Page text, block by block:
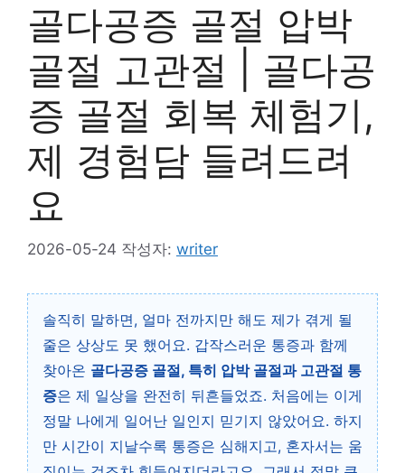
골다공증 골절 압박
골절 고관절 | 골다공
증 골절 회복 체험기,
제 경험담 들려드려
요
2026-05-24 작성자: writer
솔직히 말하면, 얼마 전까지만 해도 제가 겪게 될
줄은 상상도 못 했어요. 갑작스러운 통증과 함께
찾아온 골다공증 골절, 특히 압박 골절과 고관절 통
증은 제 일상을 완전히 뒤흔들었죠. 처음에는 이게
정말 나에게 일어난 일인지 믿기지 않았어요. 하지
만 시간이 지날수록 통증은 심해지고, 혼자서는 움